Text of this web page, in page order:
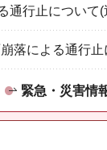
通行止について
落による通行止
緊急・災害情